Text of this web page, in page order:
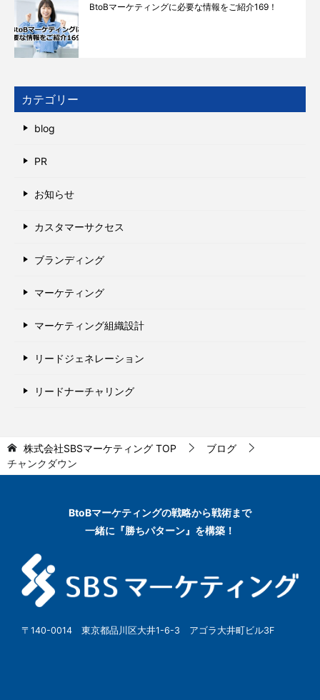
BtoBマーケティングに必要な情報をご紹介169！
カテゴリー
blog
PR
お知らせ
カスタマーサクセス
ブランディング
マーケティング
マーケティング組織設計
リードジェネレーション
リードナーチャリング
株式会社SBSマーケティング TOP
ブログ
チャンクダウン
BtoBマーケティングの戦略から戦術まで
一緒に『勝ちパターン』を構築！
〒140-0014 東京都品川区大井1-6-3 アゴラ大井町ビル3F